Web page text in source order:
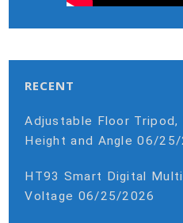
RECENT
Adjustable Floor Tripod,
Height and Angle 06/25/
HT93 Smart Digital
Voltage 06/25/2026